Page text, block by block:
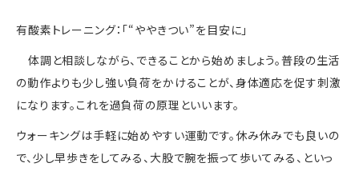
有酸素トレーニング：「“ややきつい”を目安に」
体調と相談しながら、できることから始めましょう。普段の生活
の動作よりも少し強い負荷をかけることが、身体適応を促す刺激
になります。これを過負荷の原理といいます。
ウォーキングは手軽に始めやすい運動です。休み休みでも良いの
で、少し早歩きをしてみる、大股で腕を振って歩いてみる、といっ